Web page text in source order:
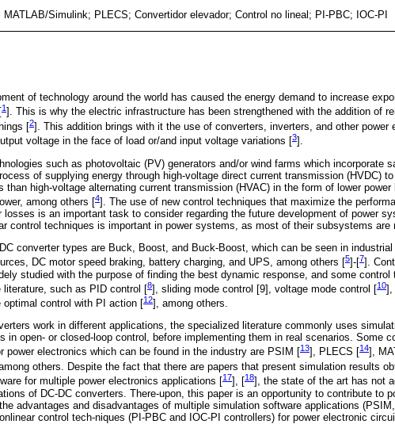
MATLAB/Simulink; PLECS; Convertidor elevador; Control no lineal; PI-PBC; IOC-PI
of technology around the world has caused the energy demand to increase
1]. This is why the electric infrastructure has been strengthened with the addition of
[2]. This addition brings with it the use of converters, inverters, and other power
voltage in the face of load or/and input voltage variations [3].
such as photovoltaic (PV) generators and/or wind farms which incorporate
of supplying energy through high-voltage direct current transmission (HVDC)
than high-voltage alternating current transmission (HVAC) in the form of lower
among others [4]. The use of new control techniques that maximize the
losses is an important task to consider regarding the future development of power
control techniques is important in power systems, as most of their subsystems are
converter types are Buck, Boost, and Buck-Boost, which can be seen in
DC motor speed braking, battery charging, and UPS, among others [5]-[7].
studied with the purpose of finding the best dynamic response, and some control
literature, such as PID control [8], sliding mode control [9], voltage mode control [10],
optimal control with PI action [12], among others.
work in different applications, the specialized literature commonly uses
in open- or closed-loop control, before implementing them in real scenarios. Some
power electronics which can be found in the industry are PSIM [
13 ], PLECS [ 14 ],
others. Despite the fact that there are papers that present simulation results
for multiple power electronics applications [17], [18], the state of the art has not
of DC-DC converters. There-upon, this paper is an opportunity to contribute to
advantages and disadvantages of multiple simulation software applications
control tech-niques (PI-PBC and IOC-PI controllers) for power electronic